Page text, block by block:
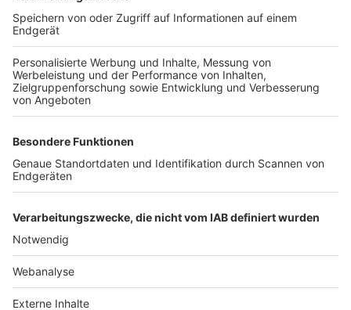
TOP-VEREINE
TOP-PARTNER
Nutzungsbedingungen Datenschutz Impressum